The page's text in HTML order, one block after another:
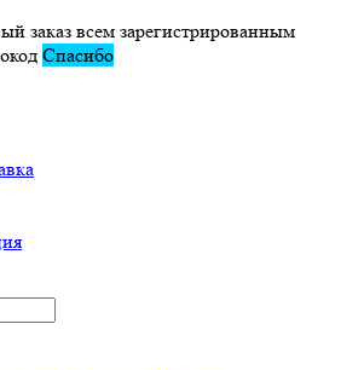
заказ всем зарегистрированным
Спасибо